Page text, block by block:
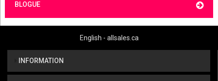
BLOGUE
English - allsales.ca
INFORMATION